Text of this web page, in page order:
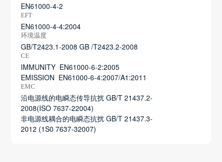
EN61000-4-2
EFT
EN61000-4-4:2004
环境温度
GB/T2423.1-2008 GB /T2423.2-2008
CE
IMMUNITY EN61000-6-2:2005
EMISSION EN61000-6-4:2007/A1:2011
EMC
沿电源线的电瞬态传导抗扰 GB/T 21437.2-
2008(ISO 7637-22004)
非电源线耦合的电瞬态抗扰 GB/T 21437.3-
2012 (1S0 7637-32007)